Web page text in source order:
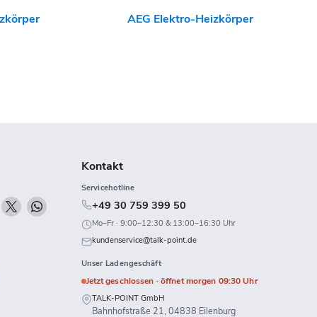
AEG Elektro-Heizkörper
FindenFinden
Kontakt
Servicehotline
+49 30 759 399 50
Mo–Fr · 9:00–12:30 & 13:00–16:30 Uhr
kundenservice@talk-point.de
Unser Ladengeschäft
Jetzt geschlossen · öffnet morgen 09:30 Uhr
TALK-POINT GmbH
Bahnhofstraße 21, 04838 Eilenburg